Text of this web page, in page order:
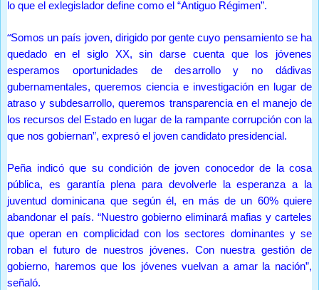
lo que el exlegislador define como el “Antiguo Régimen”.
“Somos un país joven, dirigido por gente cuyo pensamiento se ha
quedado en el siglo XX, sin darse cuenta que los jóvenes
esperamos oportunidades de desarrollo y no dádivas
gubernamentales, queremos ciencia e investigación en lugar de
atraso y subdesarrollo, queremos transparencia en el manejo de
los recursos del Estado en lugar de la rampante corrupción con la
que nos gobiernan”, expresó el joven candidato presidencial.
Peña indicó que su condición de joven conocedor de la cosa
pública, es garantía plena para devolverle la esperanza a la
juventud dominicana que según él, en más de un 60% quiere
abandonar el país. “Nuestro gobierno eliminará mafias y carteles
que operan en complicidad con los sectores dominantes y se
roban el futuro de nuestros jóvenes. Con nuestra gestión de
gobierno, haremos que los jóvenes vuelvan a amar la nación”,
señaló.